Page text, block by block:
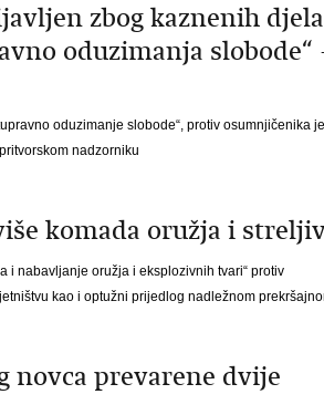
zbog kaznenih djela
oduzimanja slobode“
oduzimanje slobode“, protiv osumnjičenika je
nadzorniku
komada oružja i
i nabavljanje oružja i eksplozivnih tvari“ protiv
kao i optužni prijedlog nadležnom
novca prevarene dvije